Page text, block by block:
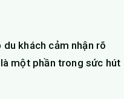
khách cảm nhận rõ
một phần trong sức hút